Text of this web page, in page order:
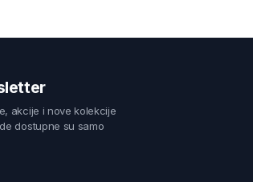
akcije i nove kolekcije
dostupne su samo